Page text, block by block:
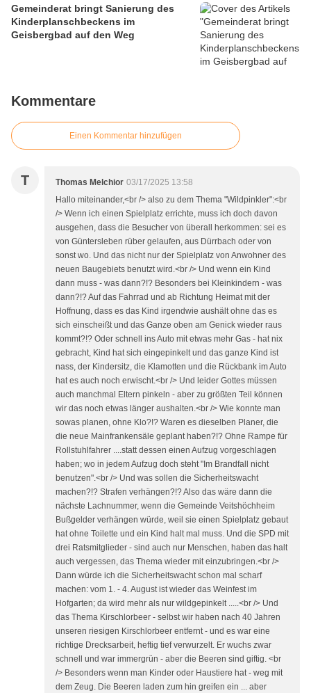
Gemeinderat bringt Sanierung des
Kinderplanschbeckens im
Geisbergbad auf den Weg
Kommentare
Einen Kommentar hinzufügen
T Thomas Melchior 03/17/2025 13:58
Hallo miteinander,<br /> also zu dem Thema "Wildpinkler":<br
/> Wenn ich einen Spielplatz errichte, muss ich doch davon
ausgehen, dass die Besucher von überall herkommen: sei es
von Güntersleben rüber gelaufen, aus Dürrbach oder von
sonst wo. Und das nicht nur der Spielplatz von Anwohner des
neuen Baugebiets benutzt wird.<br /> Und wenn ein Kind
dann muss - was dann?!? Besonders bei Kleinkindern - was
dann?!? Auf das Fahrrad und ab Richtung Heimat mit der
Hoffnung, dass es das Kind irgendwie aushält ohne das es
sich einscheißt und das Ganze oben am Genick wieder raus
kommt?!? Oder schnell ins Auto mit etwas mehr Gas - hat nix
gebracht, Kind hat sich eingepinkelt und das ganze Kind ist
nass, der Kindersitz, die Klamotten und die Rückbank im Auto
hat es auch noch erwischt.<br /> Und leider Gottes müssen
auch manchmal Eltern pinkeln - aber zu größten Teil können
wir das noch etwas länger aushalten.<br /> Wie konnte man
sowas planen, ohne Klo?!? Waren es dieselben Planer, die
die neue Mainfrankensäle geplant haben?!? Ohne Rampe für
Rollstuhlfahrer ....statt dessen einen Aufzug vorgeschlagen
haben; wo in jedem Aufzug doch steht "Im Brandfall nicht
benutzen".<br /> Und was sollen die Sicherheitswacht
machen?!? Strafen verhängen?!? Also das wäre dann die
nächste Lachnummer, wenn die Gemeinde Veitshöchheim
Bußgelder verhängen würde, weil sie einen Spielplatz gebaut
hat ohne Toilette und ein Kind halt mal muss. Und die SPD mit
drei Ratsmitglieder - sind auch nur Menschen, haben das halt
auch vergessen, das Thema wieder mit einzubringen.<br />
Dann würde ich die Sicherheitswacht schon mal scharf
machen: vom 1. - 4. August ist wieder das Weinfest im
Hofgarten; da wird mehr als nur wildgepinkelt .....<br /> Und
das Thema Kirschlorbeer - selbst wir haben nach 40 Jahren
unseren riesigen Kirschlorbeer entfernt - und es war eine
richtige Drecksarbeit, heftig tief verwurzelt. Er wuchs zwar
schnell und war immergrün - aber die Beeren sind giftig. <br
/> Besonders wenn man Kinder oder Haustiere hat - weg mit
dem Zeug. Die Beeren laden zum hin greifen ein ... aber